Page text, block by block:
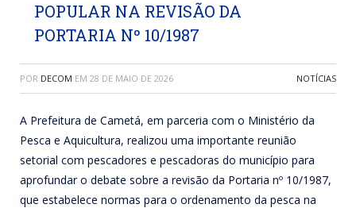
POPULAR NA REVISÃO DA
PORTARIA Nº 10/1987
POR DECOM EM 28 DE MAIO DE 2026 NOTÍCIAS
A Prefeitura de Cametá, em parceria com o Ministério da
Pesca e Aquicultura, realizou uma importante reunião
setorial com pescadores e pescadoras do município para
aprofundar o debate sobre a revisão da Portaria nº 10/1987,
que estabelece normas para o ordenamento da pesca na